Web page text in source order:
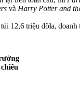
và Harry Potter and
12,6 triệu đôla, doanh